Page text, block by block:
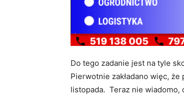
Do tego zadanie jest na tyle
Pierwotnie zakładano więc,
listopada. Teraz nie wiadomo,